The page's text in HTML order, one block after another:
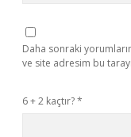
Daha sonraki
ve site adresim bu
6 + 2 kaçtır?*